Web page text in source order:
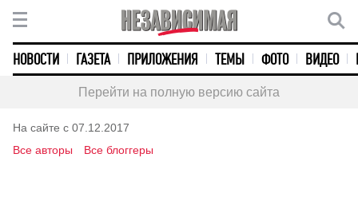
НОВОСТИ ГАЗЕТА ПРИЛОЖЕНИЯ ТЕМЫ ФОТО ВИДЕО
Перейти на полную версию сайта
На сайте с 07.12.2017
Все авторы
Все блоггеры